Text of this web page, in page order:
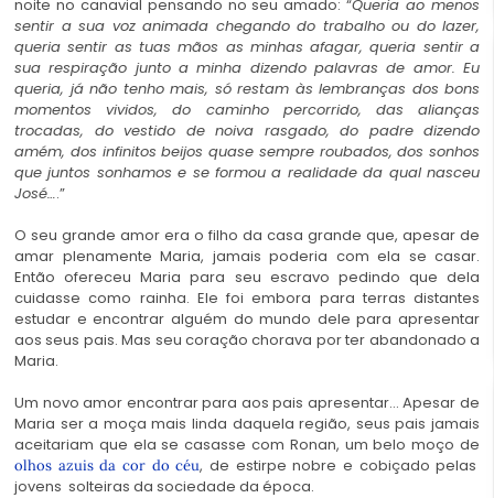
noite no canavial pensando no seu amado: “Queria ao menos
sentir a sua voz animada chegando do trabalho ou do lazer,
queria sentir as tuas mãos as minhas afagar, queria sentir a
sua respiração junto a minha dizendo palavras de amor. Eu
queria, já não tenho mais, só restam às lembranças dos bons
momentos vividos, do caminho percorrido, das alianças
trocadas, do vestido de noiva rasgado, do padre dizendo
amém, dos infinitos beijos quase sempre roubados, dos sonhos
que juntos sonhamos e se formou a realidade da qual nasceu
José….”
O seu grande amor era o filho da casa grande que, apesar de
amar plenamente Maria, jamais poderia com ela se casar.
Então ofereceu Maria para seu escravo pedindo que dela
cuidasse como rainha. Ele foi embora para terras distantes
estudar e encontrar alguém do mundo dele para apresentar
aos seus pais. Mas seu coração chorava por ter abandonado a
Maria.
Um novo amor encontrar para aos pais apresentar… Apesar de
Maria ser a moça mais linda daquela região, seus pais jamais
aceitariam que ela se casasse com Ronan, um belo moço de
olhos azuis da cor do céu, de estirpe nobre e cobiçado pelas
jovens solteiras da sociedade da época.